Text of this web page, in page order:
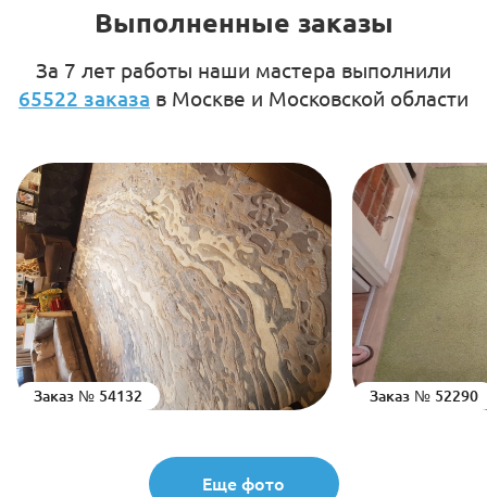
Выполненные заказы
За 7 лет работы наши мастера выполнили
65522 заказа в Москве и Московской области
Заказ № 54132 Заказ № 52290
Еще фото